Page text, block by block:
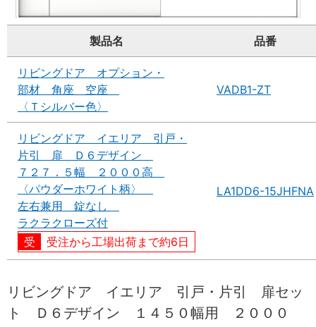
製品名 品番
リビングドア オプション・
部材 角座 空座
〈Ｔシルバー色〉
VADB1-ZT
リビングドア イエリア 引戸・
片引 扉 Ｄ６デザイン
７２７．５幅 ２０００高
〈パウダーホワイト柄〉
左右兼用 錠なし
ラクラクローズ付
受注から工場出荷まで約6日
LA1DD6-15JHFNA
リビングドア イエリア 引戸・片引 扉セッ
ト Ｄ６デザイン １４５０幅用 ２０００